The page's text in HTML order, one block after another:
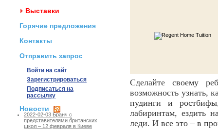
Выставки
Горячие предложения
Контакты
Отправить запрос
Войти на сайт
Зарегистрироваться
Подписаться на
рассылку
Новости
2022-02-03 Бранч с
представителями британских
школ – 12 февраля в Киеве
Сделайте своему
возможность узнать,
пудинги и
лабиринтам, ездить
леди. И все это – в